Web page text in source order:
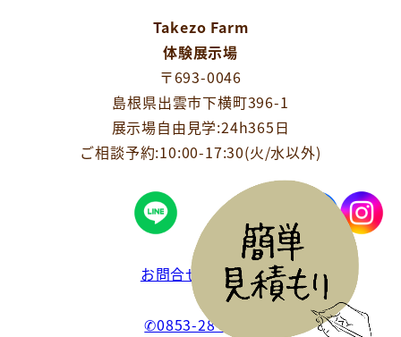
Takezo Farm
体験展示場
〒693-0046
島根県出雲市下横町396-1
展示場自由見学:24h365日
ご相談予約:10:00-17:30(火/水以外)
お問合せはこちら
✆0853-28-8282